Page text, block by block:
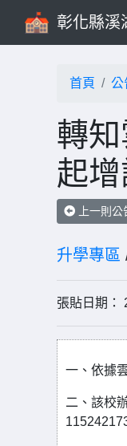
彰化縣溪
首頁 公
轉
起
上一則公
升學專區
張貼日期：
一、依據
二、該校